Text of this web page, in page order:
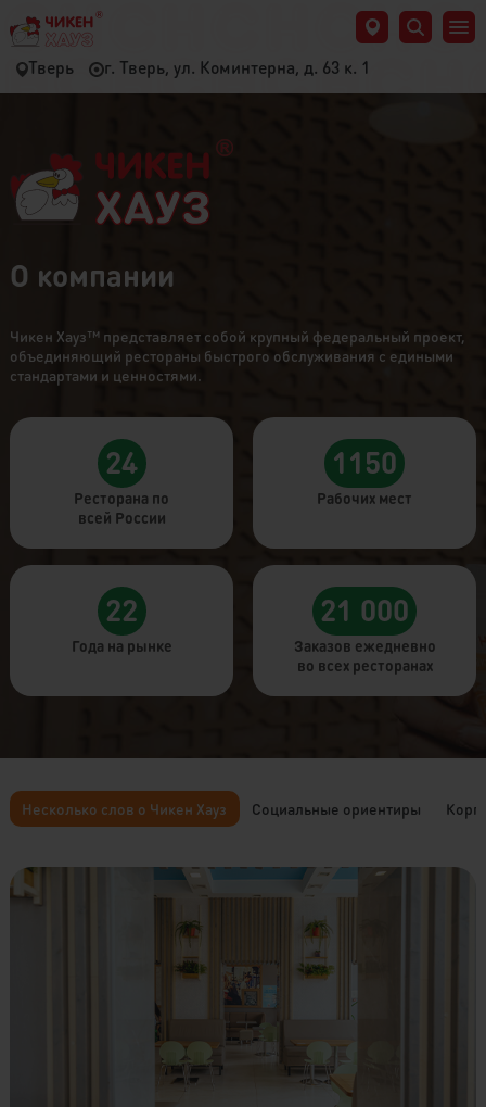
Тверь г. Тверь, ул. Коминтерна, д. 63 к. 1
О компании
Чикен Хауз™ представляет собой крупный федеральный проект,
объединяющий рестораны быстрого обслуживания с едиными
стандартами и ценностями.
24
Ресторана по
всей России
1150
Рабочих мест
22
Года на рынке
21 000
Заказов ежедневно
во всех ресторанах
Несколько слов о Чикен Хауз Социальные ориентиры